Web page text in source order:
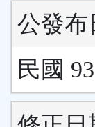
公發布
民國